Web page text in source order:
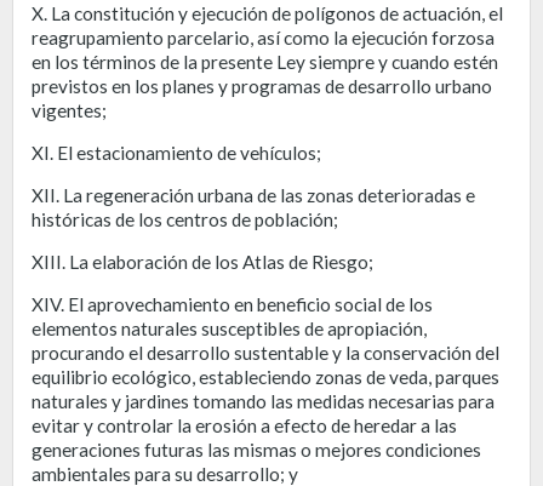
X. La constitución y ejecución de polígonos de actuación, el
reagrupamiento parcelario, así como la ejecución forzosa
en los términos de la presente Ley siempre y cuando estén
previstos en los planes y programas de desarrollo urbano
vigentes;
XI. El estacionamiento de vehículos;
XII. La regeneración urbana de las zonas deterioradas e
históricas de los centros de población;
XIII. La elaboración de los Atlas de Riesgo;
XIV. El aprovechamiento en beneficio social de los
elementos naturales susceptibles de apropiación,
procurando el desarrollo sustentable y la conservación del
equilibrio ecológico, estableciendo zonas de veda, parques
naturales y jardines tomando las medidas necesarias para
evitar y controlar la erosión a efecto de heredar a las
generaciones futuras las mismas o mejores condiciones
ambientales para su desarrollo; y